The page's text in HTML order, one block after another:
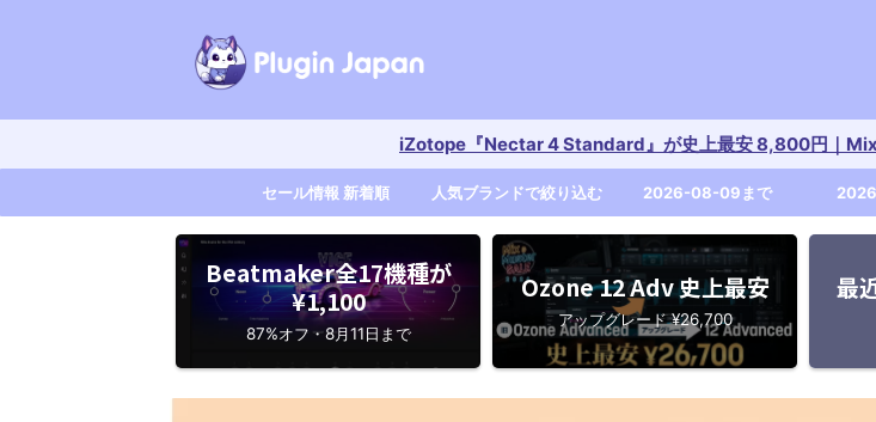
iZotope『Nectar 4 Standard』が史上最安 8,800円｜Mix
セール情報 新着順 人気ブランドで絞り込む 2026-08-09まで
Beatmaker全17機種が
¥1,100
87%オフ・8月11日まで
Ozone 12 Adv 史上最安
アップグレード ¥26,700
最